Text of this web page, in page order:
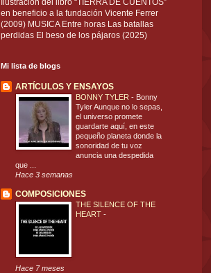
Ilustración del libro “TIERRA DE CUENTOS”
en beneficio a la fundación Vicente Ferrer
(2009) MUSICA Entre horas Las batallas
perdidas El beso de los pájaros (2025)
Mi lista de blogs
ARTÍCULOS Y ENSAYOS
BONNY TYLER - Bonny
Tyler Aunque no lo sepas,
el universo promete
guardarte aquí, en este
pequeño planeta donde la
sonoridad de tu voz
anuncia una despedida
que ...
Hace 3 semanas
COMPOSICIONES
THE SILENCE OF THE
HEART -
Hace 7 meses